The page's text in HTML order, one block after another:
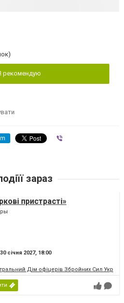
рекомендую
зараз
пристрасті»
30 січня 2027, 18:00
Дім офіцерів Збройних Сил